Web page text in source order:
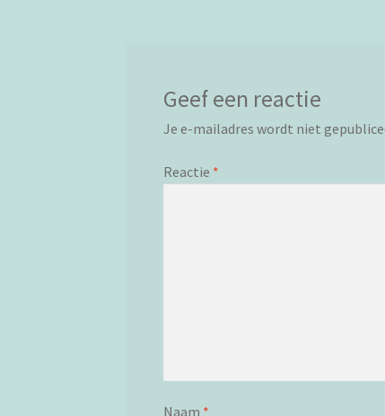
Geef een reactie
Je e-mailadres wordt niet
Reactie *
Naam *